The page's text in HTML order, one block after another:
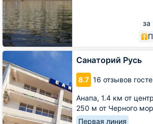
за
Санаторий Русь
8.7 16 отзывов
Анапа, 1.4 км от
250 м от Черного
Первая линия
Санаторий
Русь